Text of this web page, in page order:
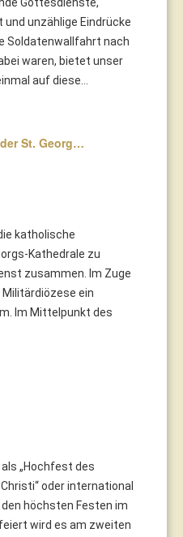
Gottesdienste,
unzählige Eindrücke
Soldatenwallfahrt nach
waren, bietet unser
auf diese...
St. Georg…
katholische
Kathedrale zu
zusammen. Im Zuge
ein
Im Mittelpunkt des
„Hochfest des
oder international
höchsten Festen im
wird es am zweiten